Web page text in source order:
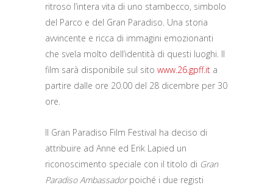
ritroso l’intera vita di uno stambecco, simbolo
del Parco e del Gran Paradiso. Una storia
avvincente e ricca di immagini emozionanti
che svela molto dell’identità di questi luoghi. Il
film sarà disponibile sul sito www.26.gpff.it a
partire dalle ore 20.00 del 28 dicembre per 30
ore.
Il Gran Paradiso Film Festival ha deciso di
attribuire ad Anne ed Erik Lapied un
riconoscimento speciale con il titolo di Gran
Paradiso Ambassadorpoiché i due registi